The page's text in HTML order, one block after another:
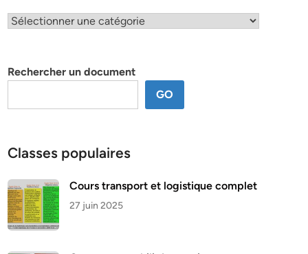
Classification
Rechercher un document
GO
Classes populaires
Cours transport et logistique complet
27 juin 2025